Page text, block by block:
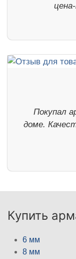
Покупал
доме.
Купить
6 мм
8 мм